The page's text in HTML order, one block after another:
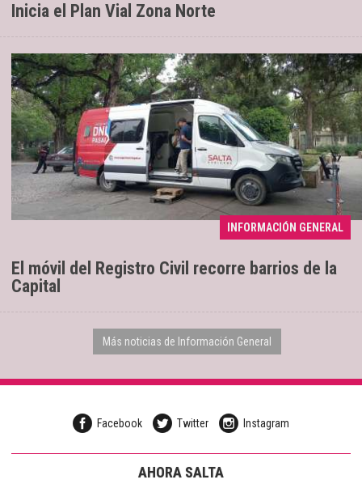
Inicia el Plan Vial Zona Norte
INFORMACIÓN GENERAL
El móvil del Registro Civil recorre barrios de la
Capital
Se extenderá hasta el sábado 8
Más noticias de Información General
Facebook Twitter Instagram
AHORA SALTA